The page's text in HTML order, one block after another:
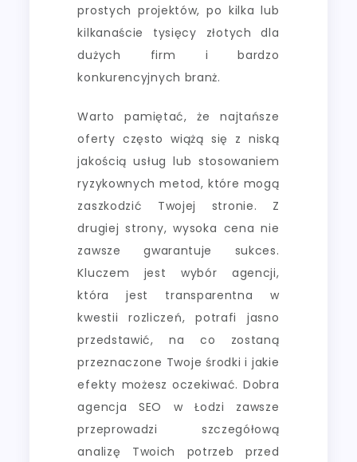
prostych projektów, po kilka lub
kilkanaście tysięcy złotych dla
dużych firm i bardzo
konkurencyjnych branż.
Warto pamiętać, że najtańsze
oferty często wiążą się z niską
jakością usług lub stosowaniem
ryzykownych metod, które mogą
zaszkodzić Twojej stronie. Z
drugiej strony, wysoka cena nie
zawsze gwarantuje sukces.
Kluczem jest wybór agencji,
która jest transparentna w
kwestii rozliczeń, potrafi jasno
przedstawić, na co zostaną
przeznaczone Twoje środki i jakie
efekty możesz oczekiwać. Dobra
agencja SEO w Łodzi zawsze
przeprowadzi szczegółową
analizę Twoich potrzeb przed